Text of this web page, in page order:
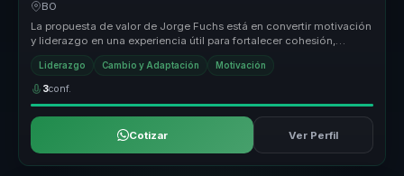
BO
La propuesta de valor de Jorge Fuchs está en convertir motivación
y liderazgo en una experiencia útil para fortalecer cohesión,
actitud y...
Liderazgo Cambio y Adaptación Motivación
3conf.
Cotizar Ver Perfil